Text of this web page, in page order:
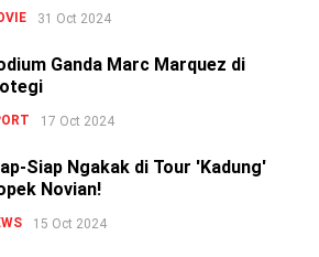
31 Oct 2024
Ganda Marc Marquez di
17 Oct 2024
Siap Ngakak di Tour 'Kadung'
Novian!
15 Oct 2024